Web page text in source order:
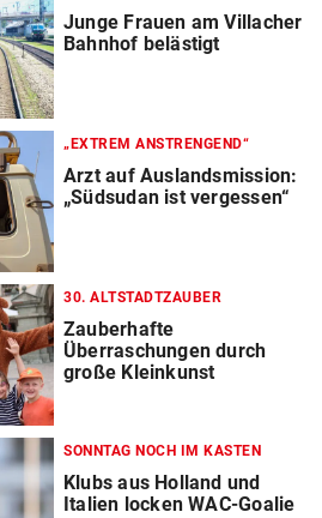
Junge Frauen am Villacher
Bahnhof belästigt
„EXTREM ANSTRENGEND“
Arzt auf Auslandsmission:
„Südsudan ist vergessen“
30. ALTSTADTZAUBER
Zauberhafte
Überraschungen durch
große Kleinkunst
SONNTAG NOCH IM KASTEN
Klubs aus Holland und
Italien locken WAC-Goalie